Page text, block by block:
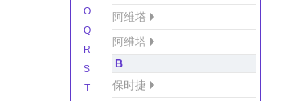
O
Q
R
S
T
阿维塔
阿维塔
B
保时捷